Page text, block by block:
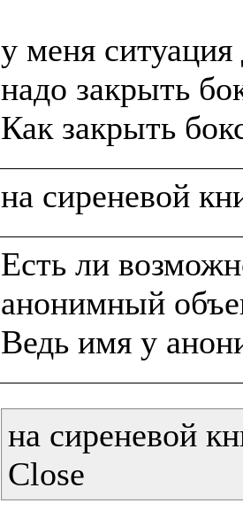
у меня
надо закрыть
Есть ли
анонимный
на сиреневой
Close